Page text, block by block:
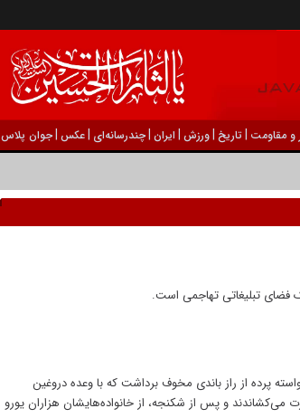
و مقاومت |تاریخ |ورزش | ايران |چندرسانه‌ای |عکس |جوان پلاس
فضای تبلیغاتی تهاجمی است.
پرده از راز باندی مخوف برداشت که با وعده دروغین
می‌کشاندند و پس از شکنجه، از خانواده‌هایشان هزاران یورو